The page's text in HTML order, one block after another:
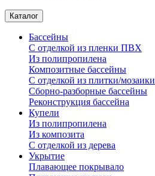
Каталог
Бассейны
С отделкой из пленки ПВХ
Из полипропилена
Композитные бассейны
С отделкой из плитки/мозаики
Сборно-разборные бассейны
Реконструкция бассейна
Купели
Из полипропилена
Из композита
С отделкой из дерева
Укрытие
Плавающее покрывало